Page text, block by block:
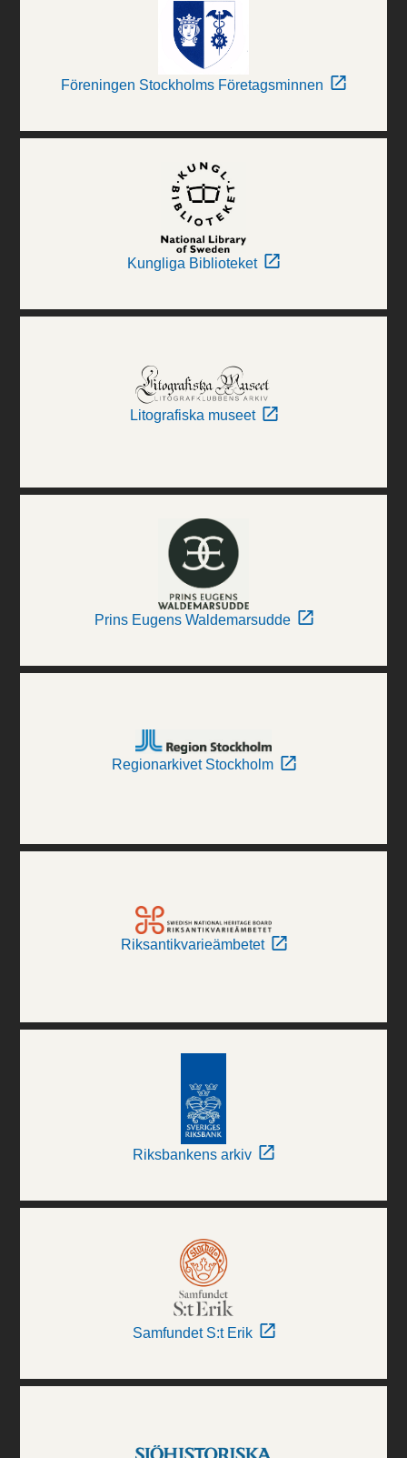
Föreningen Stockholms Företagsminnen
Kungliga Biblioteket
Litografiska museet
Prins Eugens Waldemarsudde
Regionarkivet Stockholm
Riksantikvarieämbetet
Riksbankens arkiv
Samfundet S:t Erik